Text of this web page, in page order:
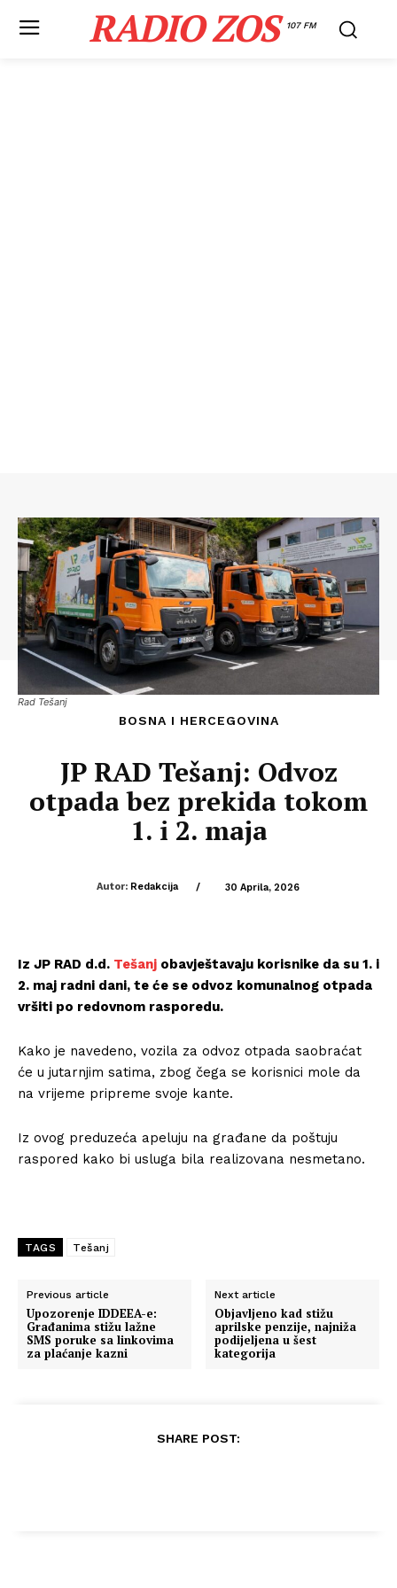
RADIO ZOS 107 FM
Rad Tešanj
BOSNA I HERCEGOVINA
JP RAD Tešanj: Odvoz
otpada bez prekida tokom
1. i 2. maja
Autor: Redakcija / 30 Aprila, 2026
Iz JP RAD d.d. Tešanj obavještavaju korisnike da su 1. i
2. maj radni dani, te će se odvoz komunalnog otpada
vršiti po redovnom rasporedu.
Kako je navedeno, vozila za odvoz otpada saobraćat
će u jutarnjim satima, zbog čega se korisnici mole da
na vrijeme pripreme svoje kante.
Iz ovog preduzeća apeluju na građane da poštuju
raspored kako bi usluga bila realizovana nesmetano.
TAGS Tešanj
Previous article
Upozorenje IDDEEA-e:
Građanima stižu lažne
SMS poruke sa linkovima
za plaćanje kazni
Next article
Objavljeno kad stižu
aprilske penzije, najniža
podijeljena u šest
kategorija
SHARE POST: